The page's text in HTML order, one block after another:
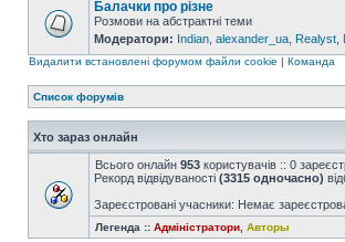
Балачки про різне
Розмови на абстрактні теми
Модератори: Indian alexander_ua Realyst
Видалити встановлені форумом файли cookie | Команда
Список форумів
Хто зараз онлайн
Всього онлайн 953 користувачів :: 0
Рекорд відвідуваності (3315 одночасно)
Зареєстровані учасники: Немає
Легенда :: Адміністратори Авторы